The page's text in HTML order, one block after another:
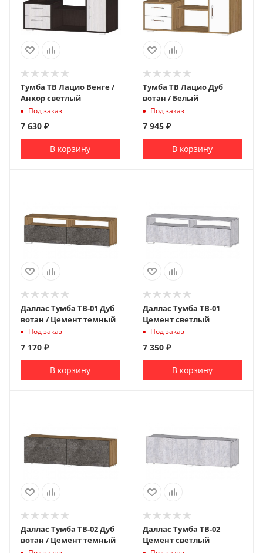
Тумба ТВ Лацио Венге /
Анкор светлый
Под заказ
7 630 ₽
В корзину
Тумба ТВ Лацио Дуб
вотан / Белый
Под заказ
7 945₽
В корзину
Даллас Тумба ТВ-01 Дуб
вотан / Цемент темный
Под заказ
7 170 ₽
В корзину
Даллас Тумба ТВ-01
Цемент светлый
Под заказ
7 350₽
В корзину
Даллас Тумба ТВ-02 Дуб
вотан / Цемент темный
Даллас Тумба ТВ-02
Цемент светлый